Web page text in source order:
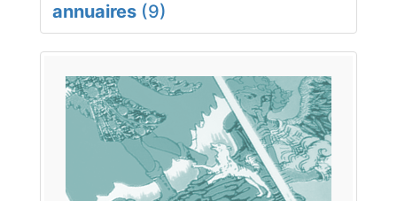
annuaires (9)